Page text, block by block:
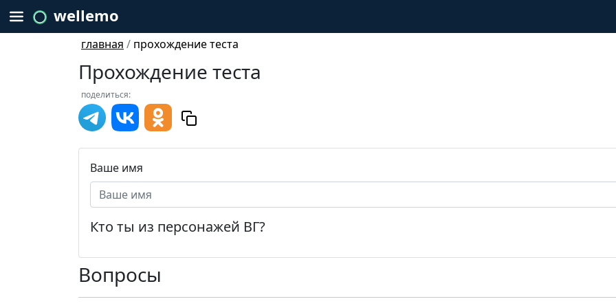
wellemo
главная / прохождение теста
Прохождение теста
поделиться:
Ваше имя
Кто ты из персонажей ВГ?
Вопросы